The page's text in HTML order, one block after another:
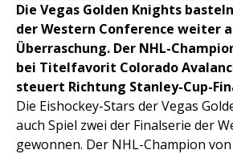
Die Vegas Golden Knights
der Western Conference weiter
Überraschung. Der NHL-
bei Titelfavorit Colorado
steuert Richtung Stanley-Cup-
Die Eishockey-Stars der Vegas
auch Spiel zwei der Finalserie der
gewonnen. Der NHL-Champion